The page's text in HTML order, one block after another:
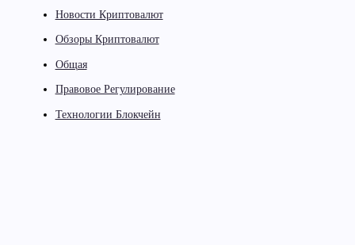
Новости Криптовалют
Обзоры Криптовалют
Общая
Правовое Регулирование
Технологии Блокчейн